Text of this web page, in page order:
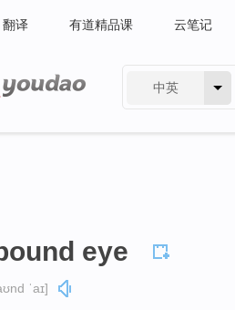
翻译 有道精品课 云笔记
中英
eye
ˈaɪ]